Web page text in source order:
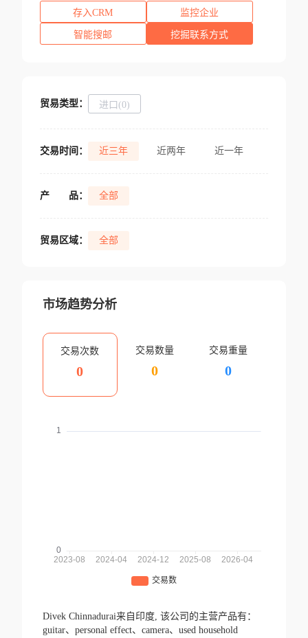
存入CRM 监控企业
智能搜邮 挖掘联系方式
贸易类型： 进口(0)
交易时间： 近三年 近两年 近一年
产 品： 全部
贸易区域： 全部
市场趋势分析
交易次数
0
交易数量
0
交易重量
0
Divek Chinnadurai来自印度, 该公司的主营产品有：
guitar、personal effect、camera、used household